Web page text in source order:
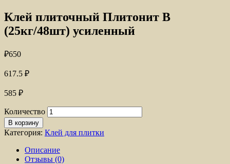
Клей плиточный Плитонит B
(25кг/48шт) усиленный
₽650
617.5 ₽
585 ₽
Количество
В корзину
Категория: Клей для плитки
Описание
Отзывы (0)